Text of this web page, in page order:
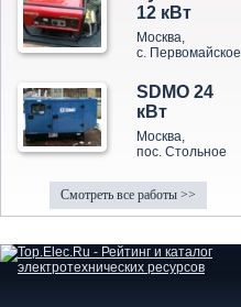
12 кВт
Москва,
с. Первомайское
SDMO 24
кВт
Москва,
пос. Стольное
Смотреть все работы >>